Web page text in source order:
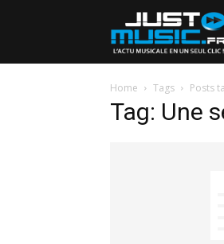
Home Tags Posts
Tag: Une